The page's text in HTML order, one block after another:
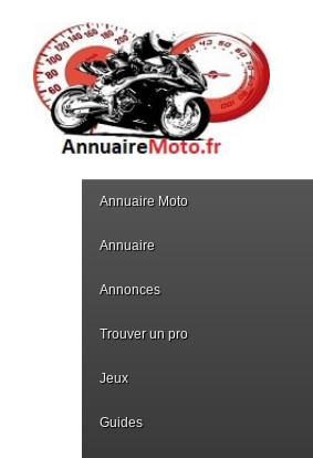
Annuaire Moto
Annuaire
Annonces
Trouver un pro
Jeux
Guides